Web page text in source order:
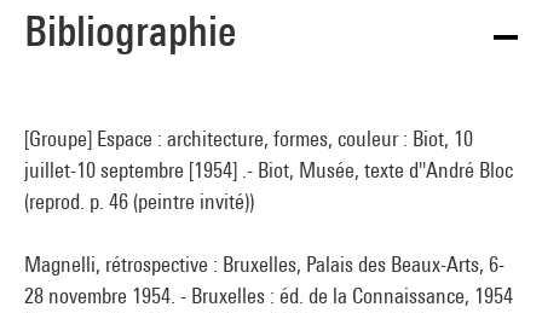
Bibliographie
[Groupe] Espace : architecture, formes, couleur : Biot, 10
juillet-10 septembre [1954] .- Biot, Musée, texte d''André Bloc
(reprod. p. 46 (peintre invité))
Magnelli, rétrospective : Bruxelles, Palais des Beaux-Arts, 6-
28 novembre 1954. - Bruxelles : éd. de la Connaissance, 1954